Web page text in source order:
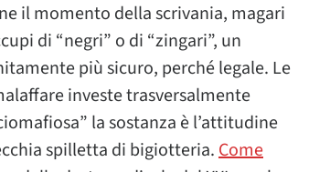
il momento della scrivania, magari
di “negri” o di “zingari”, un
più sicuro, perché legale. Le
investe trasversalmente
la sostanza è l’attitudine
spilletta di bigiotteria.Come